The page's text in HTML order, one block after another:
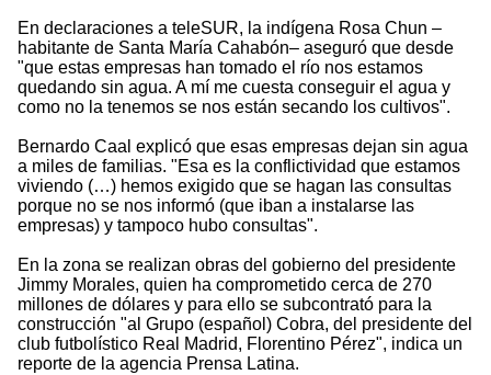
En declaraciones a teleSUR, la indígena Rosa Chun –
habitante de Santa María Cahabón– aseguró que desde
"que estas empresas han tomado el río nos estamos
quedando sin agua. A mí me cuesta conseguir el agua y
como no la tenemos se nos están secando los cultivos".
Bernardo Caal explicó que esas empresas dejan sin agua
a miles de familias. "Esa es la conflictividad que estamos
viviendo (…) hemos exigido que se hagan las consultas
porque no se nos informó (que iban a instalarse las
empresas) y tampoco hubo consultas".
En la zona se realizan obras del gobierno del presidente
Jimmy Morales, quien ha comprometido cerca de 270
millones de dólares y para ello se subcontrató para la
construcción "al Grupo (español) Cobra, del presidente del
club futbolístico Real Madrid, Florentino Pérez", indica un
reporte de la agencia Prensa Latina.